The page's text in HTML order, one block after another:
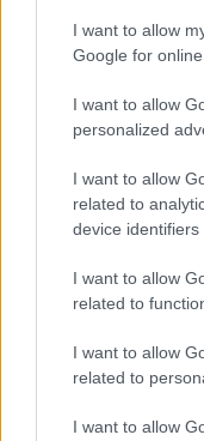
I want to allow
Google for
I want to allow
personalized
I want to allow
related to
device identifiers
I want to allow
related to
I want to allow
related to
I want to allow